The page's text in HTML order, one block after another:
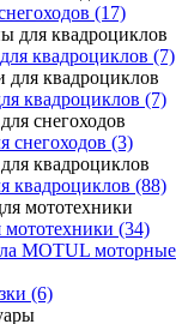
(17)
квадроциклов (7)
квадроциклов (7)
снегоходов (3)
квадроциклов (88)
мототехники (34)
MOTUL
(6)